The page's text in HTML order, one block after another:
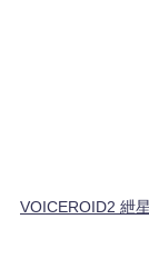
VOICEROID2 紲